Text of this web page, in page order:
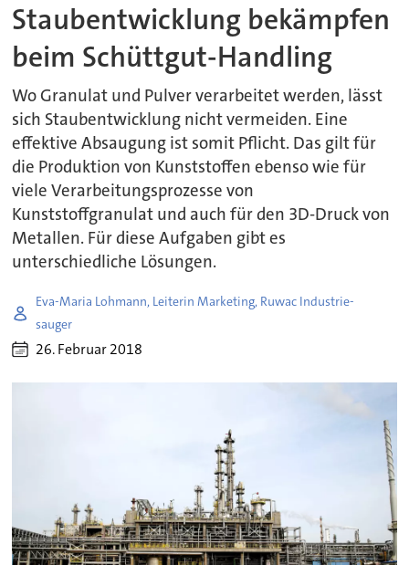
Staubentwicklung bekämpfen
beim Schüttgut-Handling
Wo Granulat und Pulver verarbeitet werden, lässt
sich Staubentwicklung nicht vermeiden. Eine
effektive Absaugung ist somit Pflicht. Das gilt für
die Produktion von Kunststoffen ebenso wie für
viele Verarbeitungsprozesse von
Kunststoffgranulat und auch für den 3D-Druck von
Metallen. Für diese Aufgaben gibt es
unterschiedliche Lösungen.
Eva-Maria Lohmann, Leiterin Marketing, Ruwac Industrie-
sauger
26. Februar 2018